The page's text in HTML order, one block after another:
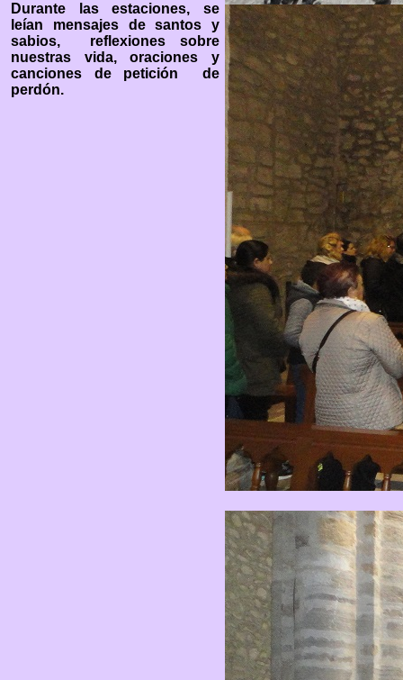
Durante las estaciones, se
leían mensajes de santos y
sabios, reflexiones sobre
nuestras vida, oraciones y
canciones de petición de
perdón.